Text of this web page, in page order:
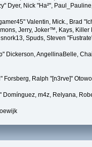
Dyer, Nick "Ha²",
Valentin, Mick., Brad
Jerry, Joker™, Kays,
Spuds, Steven
Dickerson, AngellinaBelle,
Forsberg, Ralph "[n3rve]"
m4z, Relyana,